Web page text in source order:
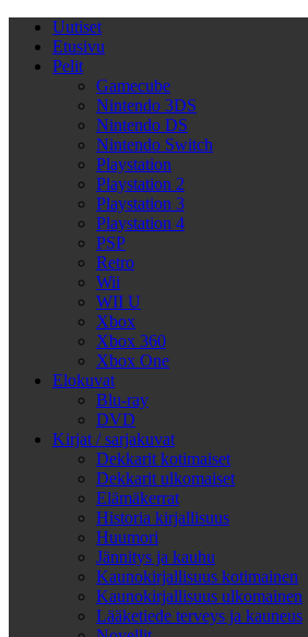
Uutiset
Etusivu
Pelit
Gamecube
Nintendo 3DS
Nintendo DS
Nintendo Switch
Playstation
Playstation 2
Playstation 3
Playstation 4
PSP
Retro
Wii
WII U
Xbox
Xbox 360
Xbox One
Elokuvat
Blu-ray
DVD
Kirjat / sarjakuvat
Dekkarit kotimaiset
Dekkarit ulkomaiset
Elämäkerrat
Historia kirjallisuus
Huumori
Jännitys ja kauhu
Kaunokirjallisuus kotimainen
Kaunokirjallisuus ulkomainen
Lääketiede terveys ja kauneus